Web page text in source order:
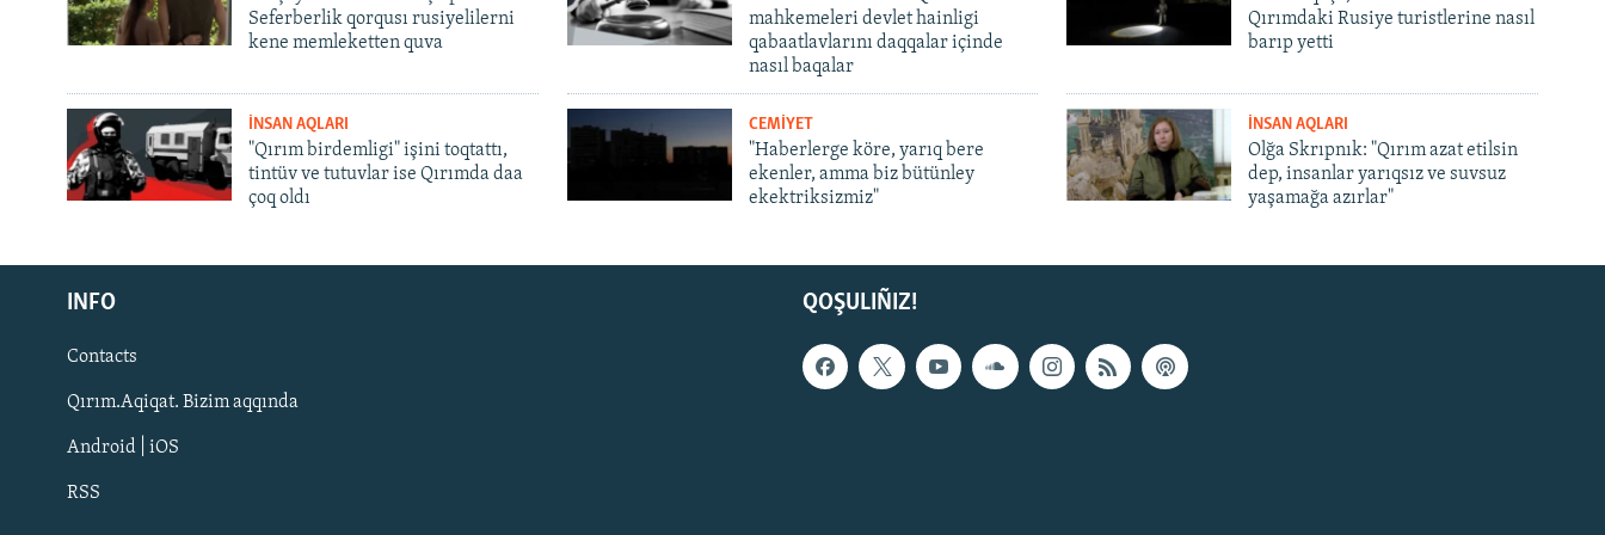
Русский
Українською
QOŞULIÑIZ!
Seferberlik qorqusı rusiyelilerni
kene memleketten quva
mahkemeleri devlet hainligi
qabaatlavlarını daqqalar içinde
nasıl baqalar
Qırımdaki Rusiye turistlerine nasıl
barıp yetti
İNSAN AQLARI
"Qırım birdemligi" işini toqtattı,
tintüv ve tutuvlar ise Qırımda daa
çoq oldı
CEMİYET
"Haberlerge köre, yarıq bere
ekenler, amma biz bütünley
ekektriksizmiz"
İNSAN AQLARI
Olğa Skrıpnık: "Qırım azat etilsin
dep, insanlar yarıqsız ve suvsuz
yaşamağa azırlar"
QOŞULIÑIZ!
INFO
Contacts
Qırım.Aqiqat. Bizim aqqında
Android | iOS
RSS